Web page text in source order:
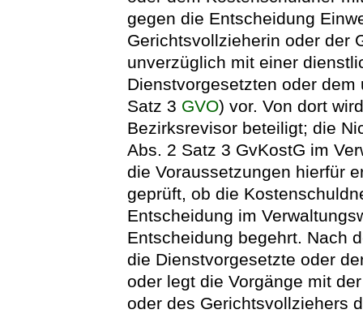
gegen die Entscheidung
Gerichtsvollzieherin oder der
unverzüglich mit einer
Dienstvorgesetzten oder
Satz 3 GVO) vor. Von dort
Bezirksrevisor beteiligt; die
Abs. 2 Satz 3 GvKostG im
die Voraussetzungen hierfür
geprüft, ob die
Entscheidung im
Entscheidung begehrt. Nach
die Dienstvorgesetzte oder
oder legt die Vorgänge mit
oder des Gerichtsvollziehers